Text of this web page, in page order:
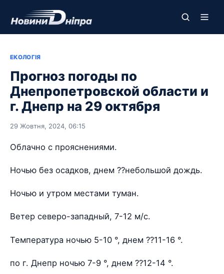
ЕКОЛОГІЯ
Прогноз погоды по
Днепропетровской области и
г. Днепр на 29 октября
29 Жовтня, 2024, 06:15
Облачно с прояснениями.
Ночью без осадков, днем ??небольшой дождь.
Ночью и утром местами туман.
Ветер северо-западный, 7-12 м/с.
Температура ночью 5-10 °, днем ??11-16 °.
по г. Днепр ночью 7-9 °, днем ??12-14 °.